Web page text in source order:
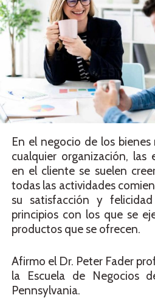
En el negocio de los
cualquier organización, las
en el cliente se suelen
todas las actividades
su satisfacción y
principios con los que se
productos que se ofrecen.
Afirmo el Dr. Peter Fader
la Escuela de Negocios
Pennsylvania.